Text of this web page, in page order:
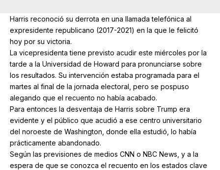
Harris reconoció su derrota en una llamada telefónica al
expresidente republicano (2017-2021) en la que le felicitó
hoy por su victoria.
La vicepresidenta tiene previsto acudir este miércoles por la
tarde a la Universidad de Howard para pronunciarse sobre
los resultados. Su intervención estaba programada para el
martes al final de la jornada electoral, pero se pospuso
alegando que el recuento no había acabado.
Para entonces la desventaja de Harris sobre Trump era
evidente y el público que acudió a ese centro universitario
del noroeste de Washington, donde ella estudió, lo había
prácticamente abandonado.
Según las previsiones de medios CNN o NBC News, y a la
espera de que se conozca el recuento en los estados clave